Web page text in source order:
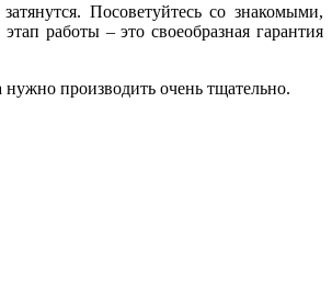
Посоветуйтесь со знакомыми,
работы – это своеобразная гарантия
производить очень тщательно.